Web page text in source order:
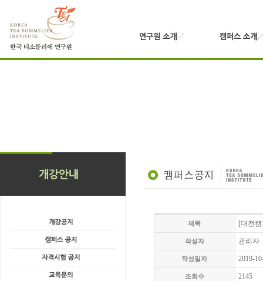
제목 [대전
작성자 관리자
작성일자 2019-
조회수 2145